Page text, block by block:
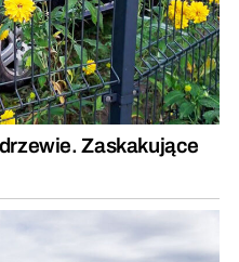
Zaskakujące